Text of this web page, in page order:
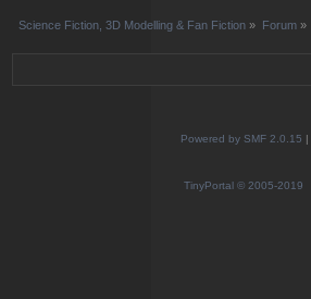
Science Fiction, 3D Modelling & Fan Fiction » Forum»
Powered by SMF 2.0.15
TinyPortal © 2005-2019